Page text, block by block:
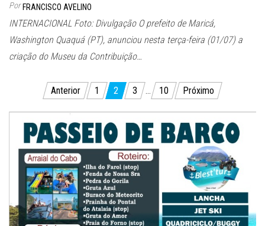
Por FRANCISCO AVELINO
INTERNACIONAL Foto: Divulgação O prefeito de Maricá,
Washington Quaquá (PT), anunciou nesta terça-feira (01/07) a
criação do Museu da Contribuição…
Paginação
de
posts
Anterior 1 2 3 … 10 Próximo